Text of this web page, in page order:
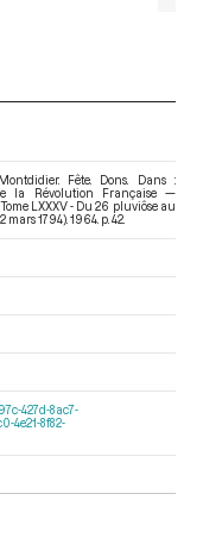
Fête. Dons. Dans :
la Révolution Française —
LXXXV - Du 26 pluviôse au
mars 1794) . 1964. p. 42.
427d-8ac7-
4e21-8f82-